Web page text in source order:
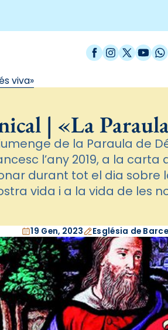
Facebook
Instagram
X /
viva»
| «La
de la Paraula de
l’any 2019, a la carta
durant tot el dia sobre
vida i a la vida de les
19 Gen, 2023 Església de